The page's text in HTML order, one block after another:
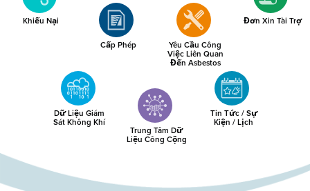
Khiếu Nại
Cấp Phép Yêu Cầu Công
Việc Liên Quan
Đến Asbestos
Đơn Xin Tài Trợ
Dữ Liệu Giám
Sát Không Khí
Trung Tâm Dữ
Liệu Công Cộng
Tin Tức / Sự
Kiện / Lịch